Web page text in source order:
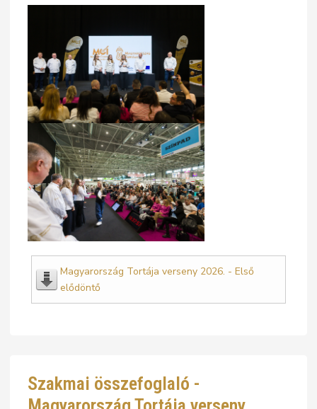
Magyarország Tortája verseny 2026. - Első
elődöntő
Szakmai összefoglaló -